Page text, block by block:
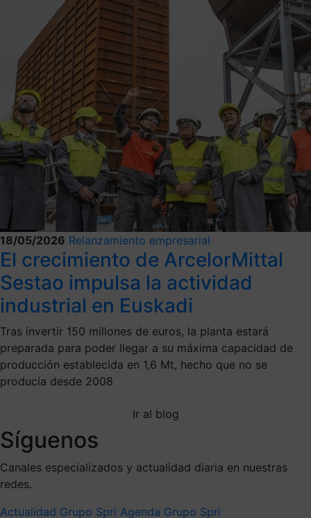
18/05/2026 Relanzamiento empresarial
El crecimiento de ArcelorMittal
Sestao impulsa la actividad
industrial en Euskadi
Tras invertir 150 millones de euros, la planta estará
preparada para poder llegar a su máxima capacidad de
producción establecida en 1,6 Mt, hecho que no se
producía desde 2008
Ir al blog
Síguenos
Canales especializados y actualidad diaria en nuestras
redes.
Actualidad Grupo Spri Agenda Grupo Spri